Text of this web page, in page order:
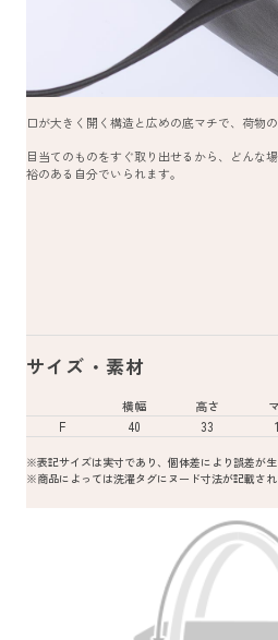
口が大きく開く構造と広めの底マチで、荷物
目当てのものをすぐ取り出せるから、どんな
裕のある自分でいられます。
サイズ・素材
横幅 高さ
F
40 33
※表記サイズは実寸であり、個体差により誤差が生
※商品によっては洗濯タグにヌード寸法が記載さ